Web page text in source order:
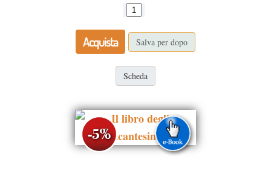
Acquista Salva per dopo
Scheda